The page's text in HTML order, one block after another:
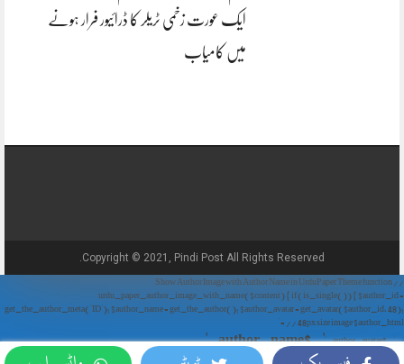
ایک عورت زخمی ٹریلر کا ڈرائیور فرار ہونے
میں کامیاب
Copyright © 2021, Pindi Post All Rights Reserved.
// Show Author Image with Author Name in UrduPaper Theme function
urdu_paper_author_image_with_name($content) { if (is_single()) { $author_id =
get_the_author_meta('ID'); $author_name = get_the_author(); $author_avatar = get_avatar($author_id, 48);
// 48px size image $author_html = '
' . $author_avatar . '
' . $author_name . '